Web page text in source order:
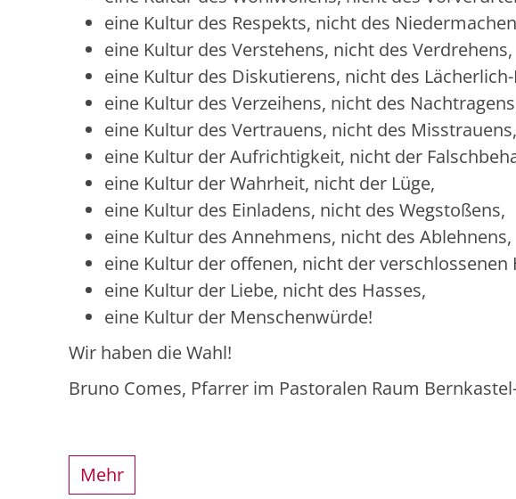
eine Kultur des Respekts, nicht des
eine Kultur des Verstehens, nicht des Verdrehens,
eine Kultur des Diskutierens, nicht des
eine Kultur des Verzeihens, nicht des
eine Kultur des Vertrauens, nicht des Misstrauens,
eine Kultur der Aufrichtigkeit, nicht der
eine Kultur der Wahrheit, nicht der Lüge,
eine Kultur des Einladens, nicht des Wegstoßens,
eine Kultur des Annehmens, nicht des Ablehnens,
eine Kultur der offenen, nicht der verschlossenen
eine Kultur der Liebe, nicht des Hasses,
eine Kultur der Menschenwürde!
Wir haben die Wahl!
Bruno Comes, Pfarrer im Pastoralen Raum
Mehr